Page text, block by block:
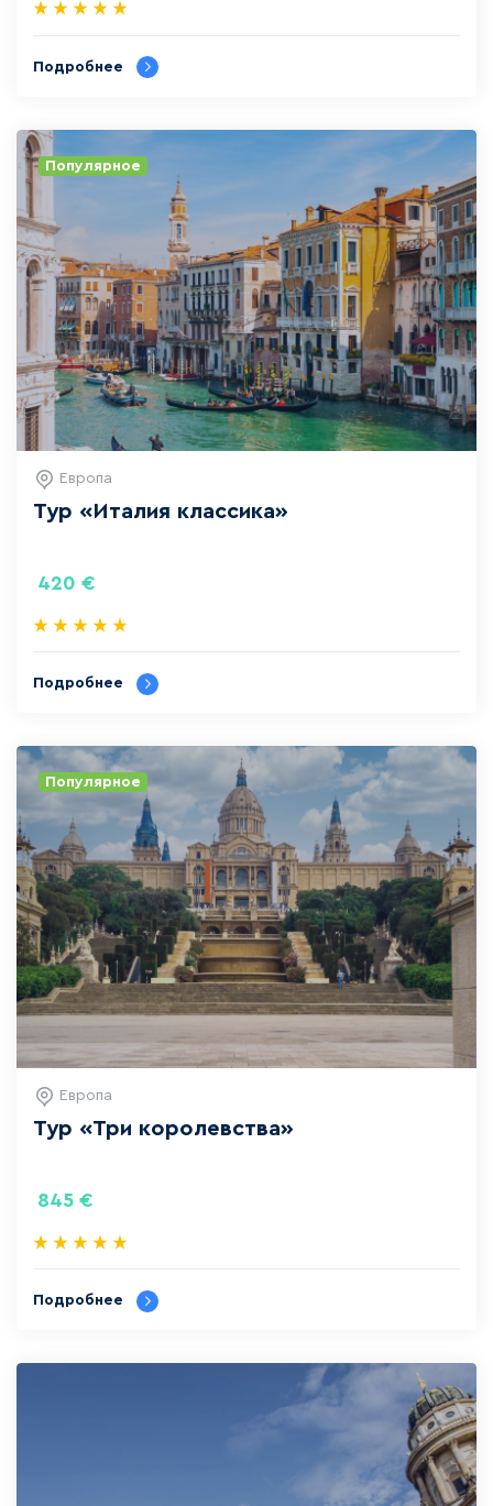
Подробнее
Популярное
Европа
Тур «‎Италия классика»
420 €
Подробнее
Популярное
Европа
Тур «Три королевства»
845 €
Подробнее